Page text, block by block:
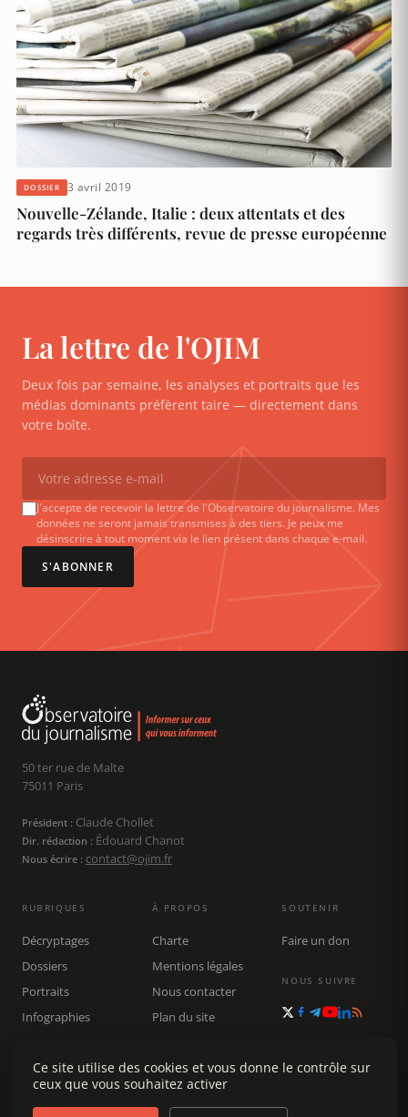
DOSSIER 3 avril 2019
Nouvelle-Zélande, Italie : deux attentats et des
regards très différents, revue de presse européenne
La lettre de l'OJIM
Deux fois par semaine, les analyses et portraits que les
médias dominants préfèrent taire — directement dans
votre boîte.
J'accepte de recevoir la lettre de l'Observatoire du journalisme. Mes
données ne seront jamais transmises à des tiers. Je peux me
désinscrire à tout moment via le lien présent dans chaque e-mail.
S'ABONNER
50 ter rue de Malte
75011 Paris
Président : Claude Chollet
Dir. rédaction : Édouard Chanot
Nous écrire : contact@ojim.fr
RUBRIQUES
Décryptages
Dossiers
Portraits
Infographies
Rechercher
À PROPOS
Charte
Mentions légales
Nous contacter
Plan du site
SOUTENIR
Faire un don
NOUS SUIVRE
Ce site utilise des cookies et vous donne le contrôle sur
ceux que vous souhaitez activer